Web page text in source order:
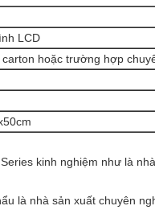
LCD
hoặc trường hợp
kinh nghiệm như là
là nhà sản xuất chuyên